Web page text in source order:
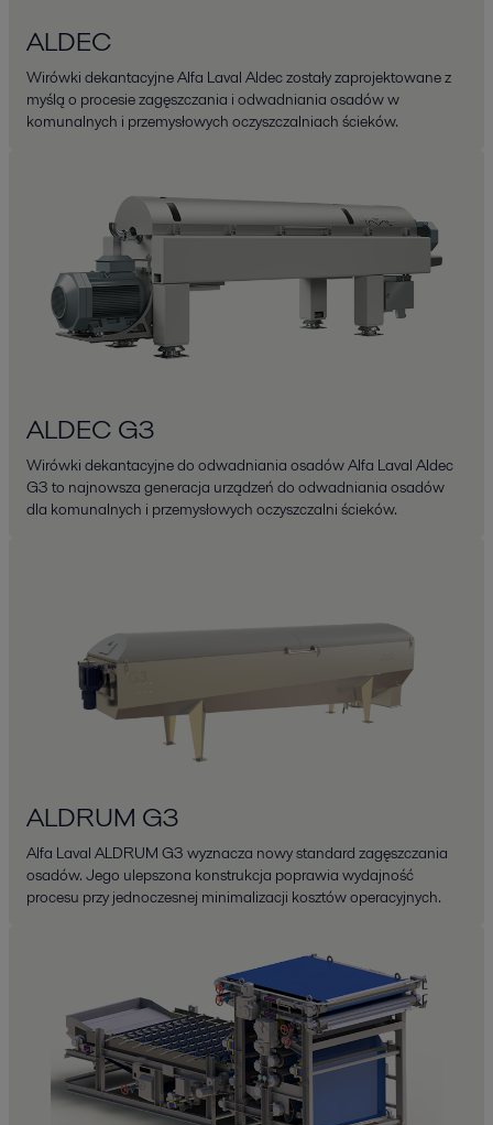
ALDEC
Wirówki dekantacyjne Alfa Laval Aldec zostały zaprojektowane z
myślą o procesie zagęszczania i odwadniania osadów w
komunalnych i przemysłowych oczyszczalniach ścieków.
ALDEC G3
Wirówki dekantacyjne do odwadniania osadów Alfa Laval Aldec
G3 to najnowsza generacja urządzeń do odwadniania osadów
dla komunalnych i przemysłowych oczyszczalni ścieków.
ALDRUM G3
Alfa Laval ALDRUM G3 wyznacza nowy standard zagęszczania
osadów. Jego ulepszona konstrukcja poprawia wydajność
procesu przy jednoczesnej minimalizacji kosztów operacyjnych.